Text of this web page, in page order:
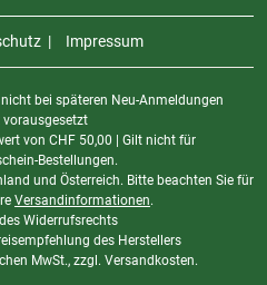
Impressum
bei späteren Neu-Anmeldungen
vorausgesetzt
von CHF50,00 | Gilt nicht für
Bestellungen.
und Österreich. Bitte beachten Sie für
Versandinformationen.
Widerrufsrechts
des Herstellers
MwSt., zzgl. Versandkosten.